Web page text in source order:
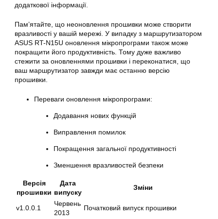
додаткової інформації.
Пам’ятайте, що неоновлення прошивки може створити
вразливості у вашій мережі. У випадку з маршрутизатором
ASUS RT-N15U оновлення мікропрограми також може
покращити його продуктивність. Тому дуже важливо
стежити за оновленнями прошивки і переконатися, що
ваш маршрутизатор завжди має останню версію
прошивки.
Переваги оновлення мікропрограми:
Додавання нових функцій
Виправлення помилок
Покращення загальної продуктивності
Зменшення вразливостей безпеки
Версія
прошивки
Дата
випуску
Зміни
v1.0.0.1
Червень
2013
Початковий випуск прошивки